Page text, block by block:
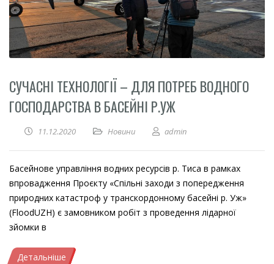
СУЧАСНІ ТЕХНОЛОГІЇ – ДЛЯ ПОТРЕБ ВОДНОГО
ГОСПОДАРСТВА В БАСЕЙНІ Р.УЖ
11.12.2020 Новини admin
Басейнове управління водних ресурсів р. Тиса в рамках
впровадження Проєкту «Спільні заходи з попередження
природних катастроф у транскордонному басейні р. Уж»
(FloodUZH) є замовником робіт з проведення лідарної
зйомки в
Детальніше